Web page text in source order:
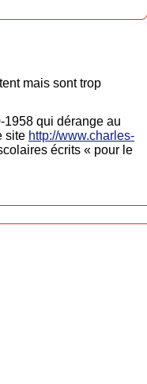
mais sont trop
1958 qui dérange au
site http://www.charles-
écrits « pour le